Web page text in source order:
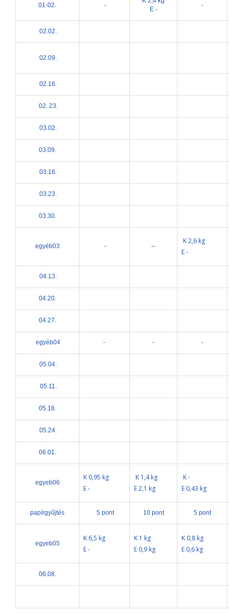
01-02. -
E -
-
02.02.
02.09.
02.16.
02. 23.
03.02.
03.09.
03.16.
03.23.
03.30.
egyéb03 - --
K 2,6 kg
E -
04.13.
04.20.
04.27.
egyéb04 - - -
05.04.
05.11.
05.18.
05.24.
06.01.
egyeb06
K 0,95 kg
E -
K 1,4 kg
E 2,1 kg
K -
E 0,43 kg
papírgyűjtés 5 pont 10 pont 5 pont
egyeb05
K 6,5 kg
E -
K 1 kg
E 0,9 kg
K 0,8 kg
E 0,6 kg
06.08.